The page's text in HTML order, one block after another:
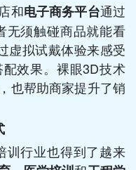
和电子商务平台通过
无须触碰商品就能看
虚拟试戴体验来感受
效果。裸眼3D技术
也帮助商家提升了销
训行业也得到了越来